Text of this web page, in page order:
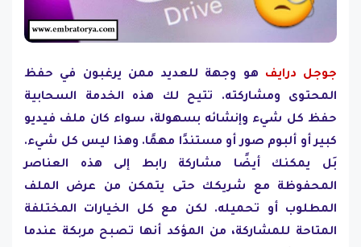
جوجل درايف هو وجهة للعديد ممن يرغبون في حفظ
المحتوى ومشاركته. تتيح لك هذه الخدمة السحابية
حفظ كل شيء وإنشائه بسهولة، سواء كان ملف فيديو
كبير أو ألبوم صور أو مستندًا مهمًا. وهذا ليس كل شيء.
بَل يمكنك أيضًا مشاركة رابط إلى هذه العناصر
المحفوظة مع شريكك حتى يتمكن من عرض الملف
المطلوب أو تحميله. لكن مع كل الخيارات المختلفة
المتاحة للمشاركة، من المؤكد أنها تصبح مربكة عندما